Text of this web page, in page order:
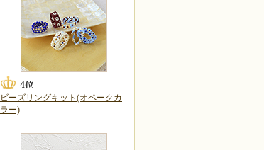
ビーズリングキット(オペークカ
ラー)